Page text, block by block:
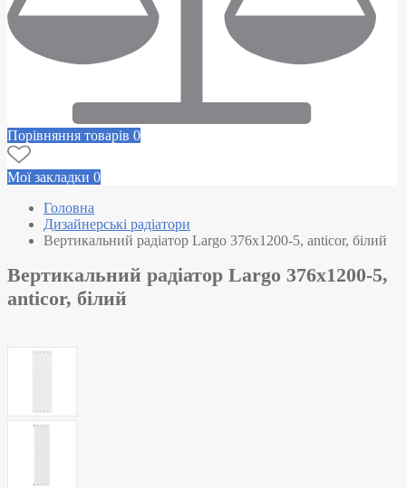
Порівняння товарів 0
Мої закладки 0
Головна
Дизайнерські радіатори
Вертикальний радіатор Largo 376х1200-5, anticor, білий
Вертикальний радіатор Largo 376х1200-5,
anticor, білий